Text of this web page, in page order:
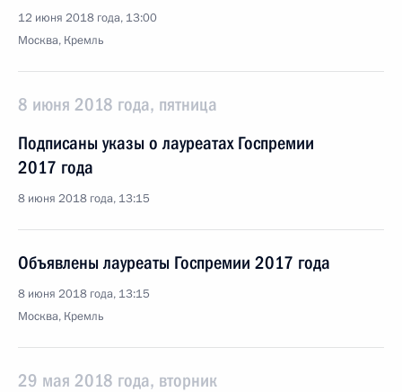
12 июня 2018 года, 13:00
Москва, Кремль
8 июня 2018 года, пятница
Подписаны указы о лауреатах Госпремии
2017 года
8 июня 2018 года, 13:15
Объявлены лауреаты Госпремии 2017 года
8 июня 2018 года, 13:15
Москва, Кремль
29 мая 2018 года, вторник